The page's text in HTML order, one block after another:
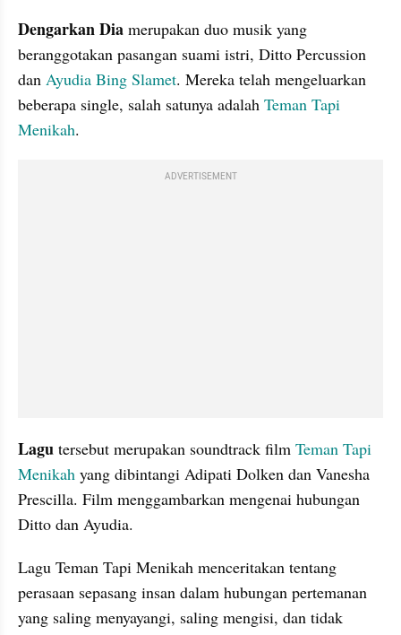
Dengarkan Dia merupakan duo musik yang
beranggotakan pasangan suami istri, Ditto Percussion
dan Ayudia Bing Slamet. Mereka telah mengeluarkan
beberapa single, salah satunya adalah Teman Tapi
Menikah.
ADVERTISEMENT
Lagu tersebut merupakan soundtrack film Teman Tapi
Menikah yang dibintangi Adipati Dolken dan Vanesha
Prescilla. Film menggambarkan mengenai hubungan
Ditto dan Ayudia.
Lagu Teman Tapi Menikah menceritakan tentang
perasaan sepasang insan dalam hubungan pertemanan
yang saling menyayangi, saling mengisi, dan tidak